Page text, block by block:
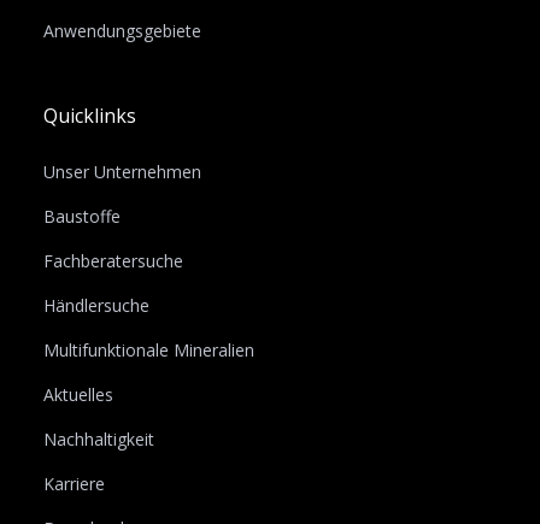
Anwendungsgebiete
Quicklinks
Unser Unternehmen
Baustoffe
Fachberatersuche
Händlersuche
Multifunktionale Mineralien
Aktuelles
Nachhaltigkeit
Karriere